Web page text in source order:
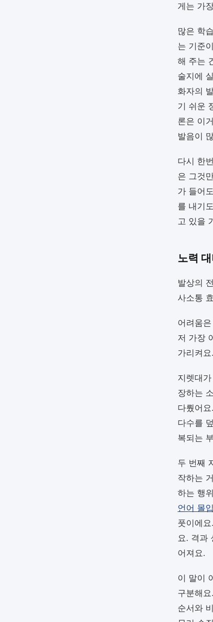
게는 가
많은 학
는 기준
해 주는
술지에
화자의
기 쉬운
론은 이
발음이
다시 한
은 그것
가 들어
를 내기
고 있을
노력
발상의
사소통
어려움
저 가장
가리켜
지렛대
장하는
다뤘어
다수를
복되는
두 번째
작하는
하는 행
언어 몰
풋이에
요. 격과
어져요.
이 말이
구분해
순서와